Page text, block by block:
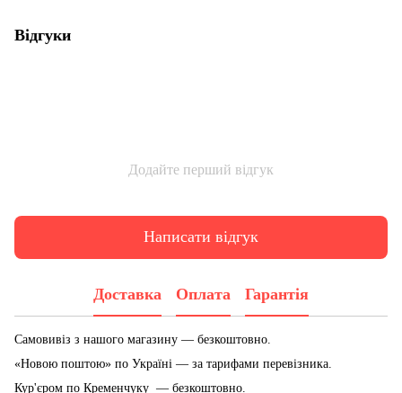
Відгуки
Додайте перший відгук
Написати відгук
Доставка Оплата Гарантія
Самовивіз з нашого магазину — безкоштовно.
«Новою поштою» по Україні — за тарифами перевізника.
Кур'єром по Кременчуку — безкоштовно.